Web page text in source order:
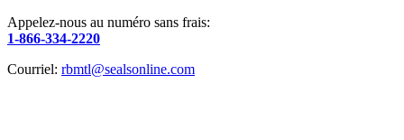
Appelez-nous au numéro sans frais:
1-866-334-2220
Courriel: rbmtl@sealsonline.com